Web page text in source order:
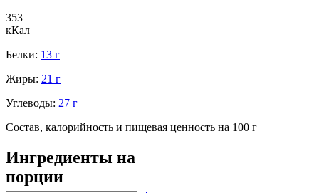
353
кКал
Белки: 13 г
Жиры: 21 г
Углеводы: 27 г
Состав, калорийность и пищевая ценность на 100 г
Ингредиенты на
порции